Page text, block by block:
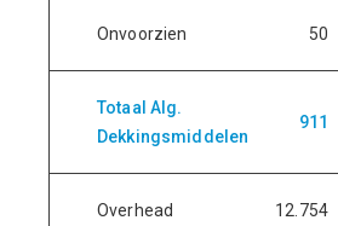
Onvoorzien 50
Totaal Alg.
Dekkingsmiddelen
911
Overhead 12.754